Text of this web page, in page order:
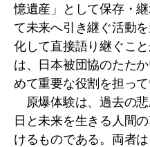
憶遺産」として保存・
て未来へ引き継ぐ活動
化して直接語り継ぐこ
は、日本被団協のたた
めて重要な役割を担って
原爆体験は、過去の
日と未来を生きる人間
けるものである。両者